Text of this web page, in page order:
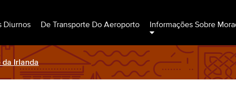
Diurnos De Transporte Do Aeroporto Informações Sobre
da Irlanda